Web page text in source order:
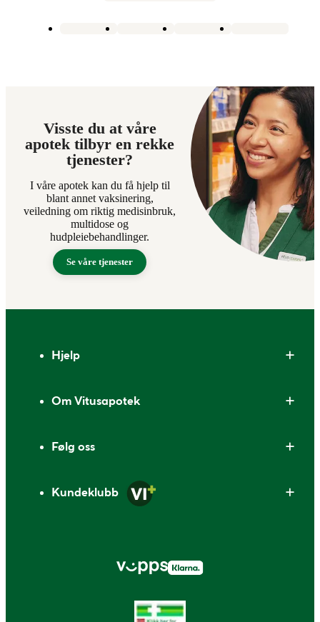
Visste du at våre
apotek tilbyr en rekke
tjenester?
I våre apotek kan du få hjelp til
blant annet vaksinering,
veiledning om riktig medisinbruk,
multidose og
hudpleiebehandlinger.
Se våre tjenester
Hjelp
Om Vitusapotek
Følg oss
Kundeklubb